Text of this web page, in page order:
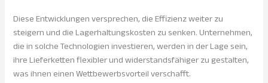
Diese Entwicklungen versprechen, die Effizienz weiter zu
steigern und die Lagerhaltungskosten zu senken. Unternehmen,
die in solche Technologien investieren, werden in der Lage sein,
ihre Lieferketten flexibler und widerstandsfähiger zu gestalten,
was ihnen einen Wettbewerbsvorteil verschafft.